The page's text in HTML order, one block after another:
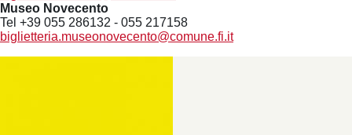
Museo Novecento
Tel +39 055 286132 - 055 217158
biglietteria.museonovecento@comune.fi.it